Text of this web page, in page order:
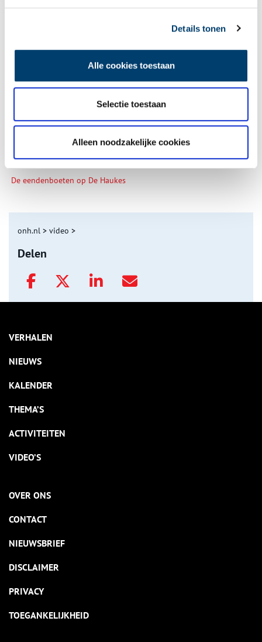
Details tonen
Alle cookies toestaan
Selectie toestaan
Alleen noodzakelijke cookies
Tien verdwenen pretparken
De eendenboeten op De Haukes
onh.nl > video >
Delen
VERHALEN
NIEUWS
KALENDER
THEMA’S
ACTIVITEITEN
VIDEO’S
OVER ONS
CONTACT
NIEUWSBRIEF
DISCLAIMER
PRIVACY
TOEGANKELIJKHEID